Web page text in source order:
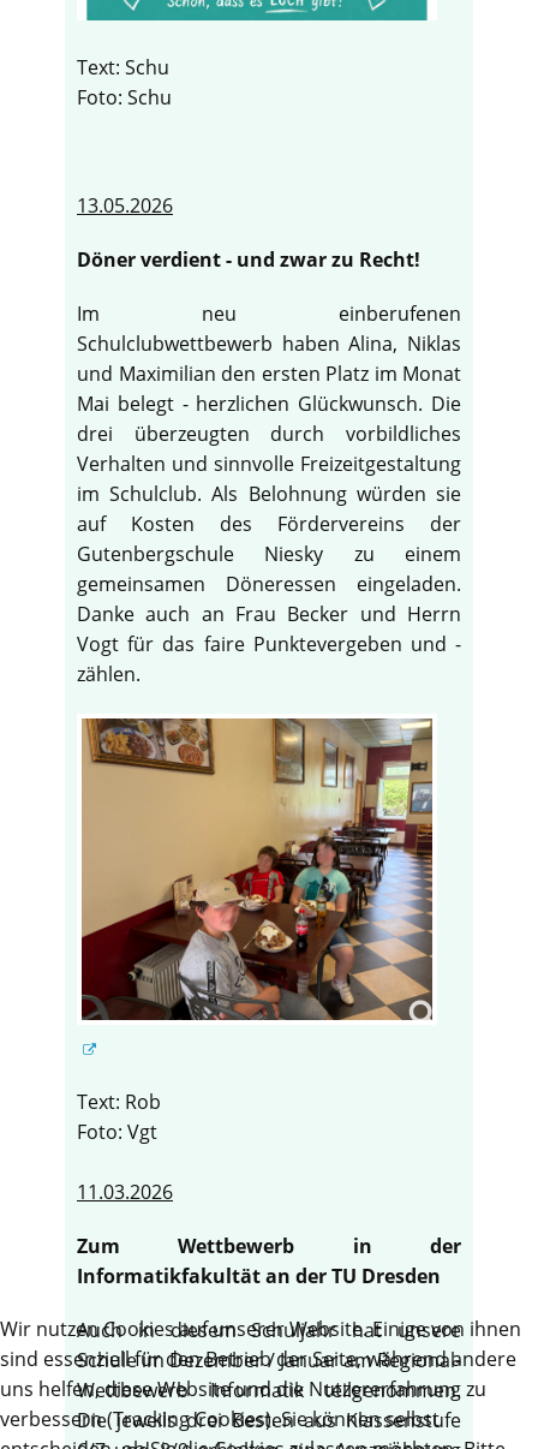
Text: Schu
Foto: Schu
13.05.2026
Döner verdient - und zwar zu Recht!
Im neu einberufenen
Schulclubwettbewerb haben Alina, Niklas
und Maximilian den ersten Platz im Monat
Mai belegt - herzlichen Glückwunsch. Die
drei überzeugten durch vorbildliches
Verhalten und sinnvolle Freizeitgestaltung
im Schulclub. Als Belohnung würden sie
auf Kosten des Fördervereins der
Gutenbergschule Niesky zu einem
gemeinsamen Döneressen eingeladen.
Danke auch an Frau Becker und Herrn
Vogt für das faire Punktevergeben und -
zählen.
Text: Rob
Foto: Vgt
11.03.2026
Zum Wettbewerb in der
Informatikfakultät an der TU Dresden
Auch in diesem Schuljahr hat unsere
Schule im Dezember / Januar am Regional-
Wettbewerb Informatik teilgenommen.
Die jeweils drei Besten aus Klassenstufe
Wir nutzen Cookies auf unserer Website. Einige von ihnen
sind essenziell für den Betrieb der Seite, während andere
uns helfen, diese Website und die Nutzererfahrung zu
verbessern (Tracking Cookies). Sie können selbst